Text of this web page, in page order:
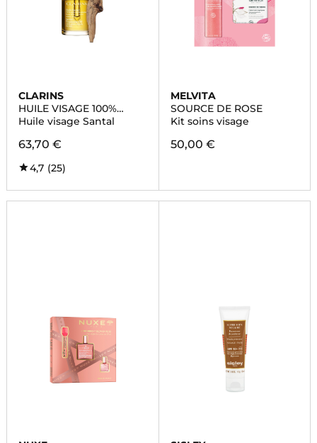
CLARINS
HUILE VISAGE 100%
EXTRAITS DE PLANTES
Huile visage Santal
63,70 €
4,7 (25)
MELVITA
SOURCE DE ROSE
Kit soins visage
50,00 €